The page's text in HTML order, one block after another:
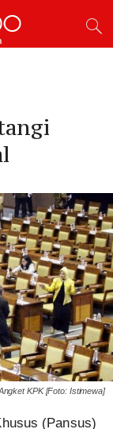
KPK [Foto: Istimewa]
(Pansus)